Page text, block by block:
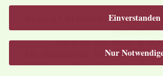
Einverstanden
Nur
by
JungCreative.
Alle Preise inkl. MwSt. & zzgl.
Alle Markennamen, Warenzeichen
sind Eigentum Ihrer rechtmäßigen